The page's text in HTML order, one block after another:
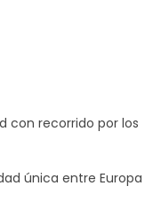
con recorrido por los
única entre Europa